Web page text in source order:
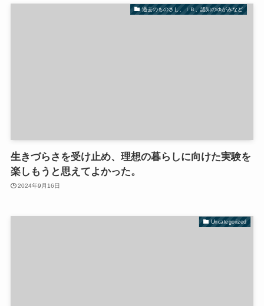
過去のものさし、ＩＢ、認知のゆがみなど
生きづらさを受け止め、理想の暮らしに向けた実験を
楽しもうと思えてよかった。
2024年9月16日
Uncategorized